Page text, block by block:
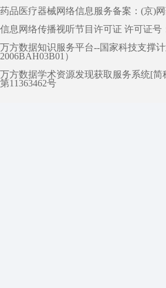
药品医疗器械网络信息服务备案：(京)
信息网络传播视听节目许可证 许可证号
万方数据知识服务平台--国家科技支撑
2006BAH03B01）
万方数据学术资源发现获取服务系统[
第11363462号